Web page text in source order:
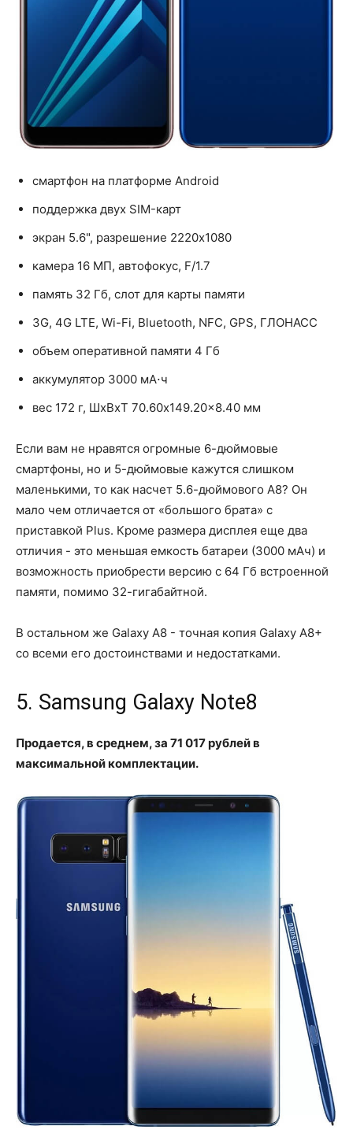
смартфон на платформе Android
поддержка двух SIM-карт
экран 5.6", разрешение 2220x1080
камера 16 МП, автофокус, F/1.7
память 32 Гб, слот для карты памяти
3G, 4G LTE, Wi-Fi, Bluetooth, NFC, GPS, ГЛОНАСС
объем оперативной памяти 4 Гб
аккумулятор 3000 мА⋅ч
вес 172 г, ШxВxТ 70.60x149.20x8.40 мм
Если вам не нравятся огромные 6-дюймовые
смартфоны, но и 5-дюймовые кажутся слишком
маленькими, то как насчет 5.6-дюймового A8? Он
мало чем отличается от «большого брата» с
приставкой Plus. Кроме размера дисплея еще два
отличия - это меньшая емкость батареи (3000 мАч) и
возможность приобрести версию с 64 Гб встроенной
памяти, помимо 32-гигабайтной.
В остальном же Galaxy A8 - точная копия Galaxy A8+
со всеми его достоинствами и недостатками.
5. Samsung Galaxy Note8
Продается, в среднем, за 71 017 рублей в
максимальной комплектации.